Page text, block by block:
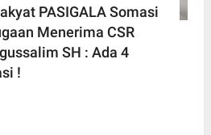
PASIGALA Somasi
Menerima CSR
SH : Ada 4
!